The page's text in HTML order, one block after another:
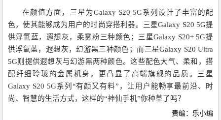
在颜值方面，三星为Galaxy S20 5G系列设计了丰富的配
色，使其能够成为用户的时尚穿搭利器。三星Galaxy S20 5G提
供浮氧蓝，遐想灰，柔雾粉三种颜色；三星Galaxy S20+ 5G提
供浮氧蓝，遐想灰，幻游黑三种颜色；而三星Galaxy S20 Ultra
5G则提供遐想灰与幻游黑两种颜色。这些配色大气、柔和，搭
配纤细玲珑的金属机身，更凸显了高端旗舰的品质。三星
Galaxy S20 5G系列“有颜又有料”，让用户能畅享最前沿、时
尚、智慧的生活方式，这样的“神仙手机”你种草了吗？
责编：乐小编